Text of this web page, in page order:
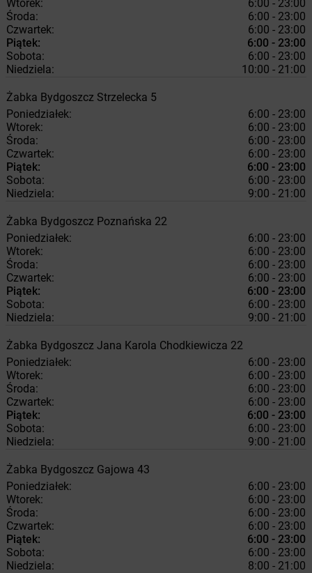
Wtorek:
6:00 - 23:00
Środa:
6:00 - 23:00
Czwartek:
6:00 - 23:00
Piątek:
6:00 - 23:00
Sobota:
6:00 - 23:00
Niedziela:
10:00 - 21:00
Żabka Bydgoszcz Strzelecka 5
Poniedziałek:
6:00 - 23:00
Wtorek:
6:00 - 23:00
Środa:
6:00 - 23:00
Czwartek:
6:00 - 23:00
Piątek:
6:00 - 23:00
Sobota:
6:00 - 23:00
Niedziela:
9:00 - 21:00
Żabka Bydgoszcz Poznańska 22
Poniedziałek:
6:00 - 23:00
Wtorek:
6:00 - 23:00
Środa:
6:00 - 23:00
Czwartek:
6:00 - 23:00
Piątek:
6:00 - 23:00
Sobota:
6:00 - 23:00
Niedziela:
9:00 - 21:00
Żabka Bydgoszcz Jana Karola Chodkiewicza 22
Poniedziałek:
6:00 - 23:00
Wtorek:
6:00 - 23:00
Środa:
6:00 - 23:00
Czwartek:
6:00 - 23:00
Piątek:
6:00 - 23:00
Sobota:
6:00 - 23:00
Niedziela:
9:00 - 21:00
Żabka Bydgoszcz Gajowa 43
Poniedziałek:
6:00 - 23:00
Wtorek:
6:00 - 23:00
Środa:
6:00 - 23:00
Czwartek:
6:00 - 23:00
Piątek:
6:00 - 23:00
Sobota:
6:00 - 23:00
Niedziela:
8:00 - 21:00